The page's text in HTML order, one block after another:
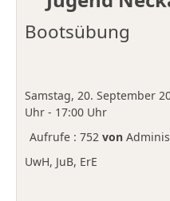
Bootsübung
Samstag, 20. September
Uhr - 17:00 Uhr
Aufrufe: 752 von
UwH, JuB, ErE